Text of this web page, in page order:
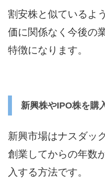
割安株と似ているよ
価に関係なく今後の
特徴になります。
新興株やIPO株を購
新興市場はナスダッ
創業してからの年数
入する方法です。